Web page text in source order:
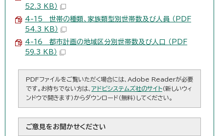
52.3 KB）
4-15 世帯の種類、家族類型別世帯数及び人員 （PDF
54.3 KB）
4-16 都市計画の地域区分別世帯数及び人口 （PDF
59.3 KB）
PDFファイルをご覧いただく場合には、Adobe Readerが必要
です。お持ちでない方は、 アドビシステムズ社のサイト（新しいウィ
ンドウで開きます）からダウンロード（無料）してください。
ご意見をお聞かせください